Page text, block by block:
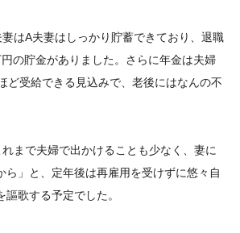
はA夫妻はしっかり貯蓄できており、退職
の貯金がありました。さらに年金は夫婦
ど受給できる見込みで、老後にはなんの不
まで夫婦で出かけることも少なく、妻に
ら」と、定年後は再雇用を受けずに悠々自
歌する予定でした。